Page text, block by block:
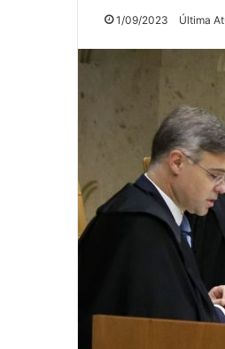
1/09/2023 Última